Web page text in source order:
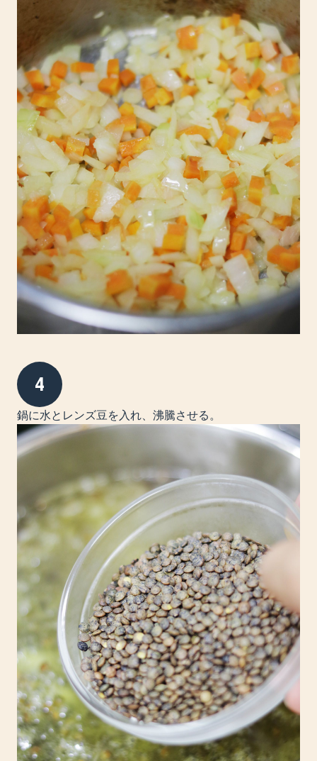
4
鍋に水とレンズ豆を入れ、沸騰させる。